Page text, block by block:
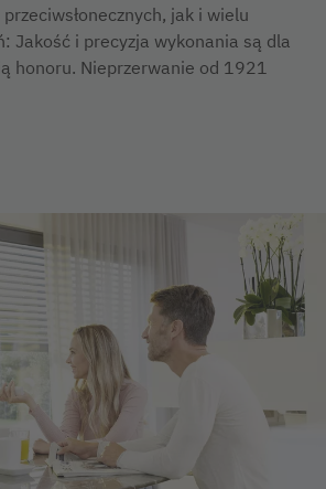
przeciwsłonecznych, jak i wielu
Jakość i precyzja wykonania są dla
honoru. Nieprzerwanie od 1921